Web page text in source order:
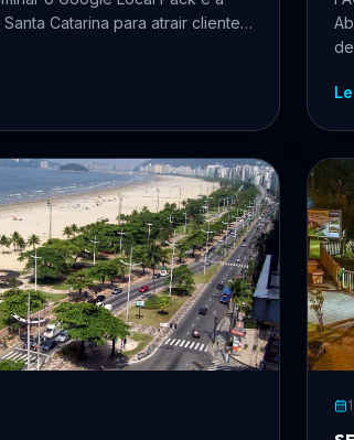
Catarina para atrair clientes